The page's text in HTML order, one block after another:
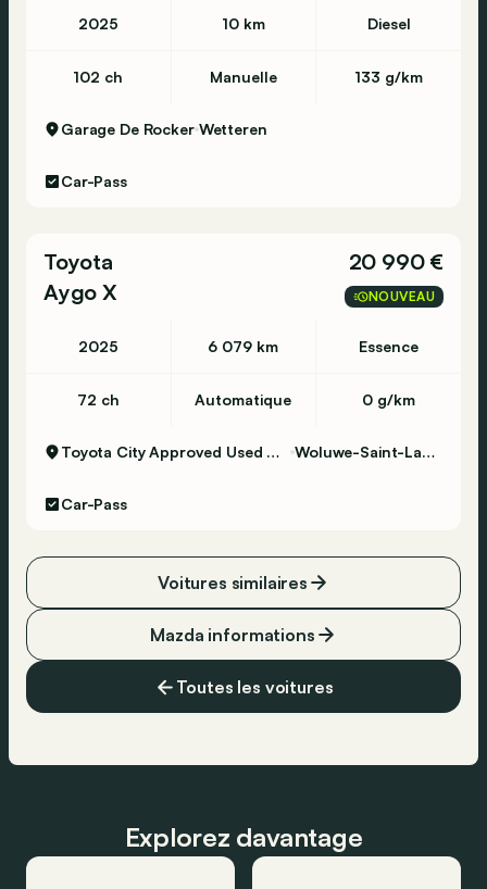
2025 10 km Diesel
102 ch Manuelle 133 g/km
Garage De Rocker Wetteren
Car-Pass
Toyota
Aygo X
20 990 €
NOUVEAU
2025 6 079 km Essence
72 ch Automatique 0 g/km
Toyota City Approved Used Woluwe Woluwe-Saint-Lambert
Car-Pass
Toutes les voitures
Mazda informations
Voitures similaires
Explorez davantage